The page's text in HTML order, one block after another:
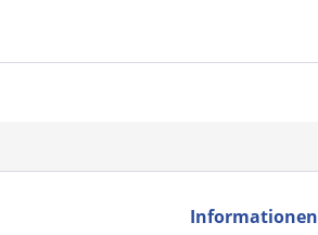
Informationen